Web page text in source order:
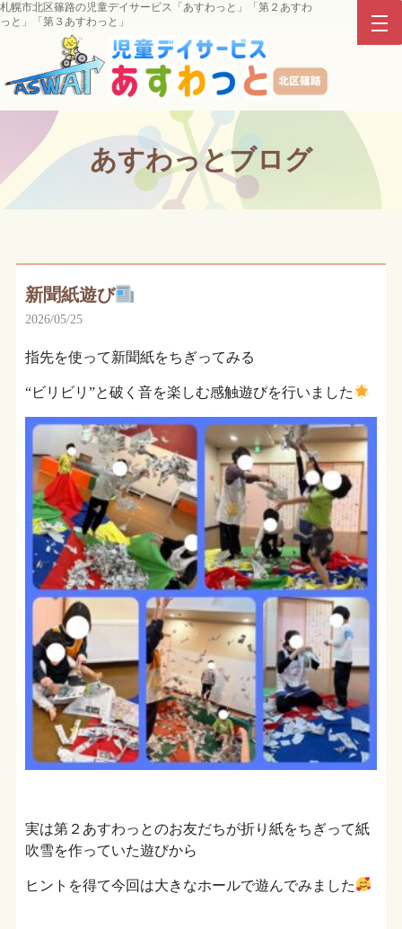
札幌市北区篠路の児童デイサービス「あすわっと」「第２あすわ
っと」「第３あすわっと」
あすわっとブログ
新聞紙遊び
2026/05/25
指先を使って新聞紙をちぎってみる
“ビリビリ”と破く音を楽しむ感触遊びを行いました
実は第２あすわっとのお友だちが折り紙をちぎって紙
吹雪を作っていた遊びから
ヒントを得て今回は大きなホールで遊んでみました